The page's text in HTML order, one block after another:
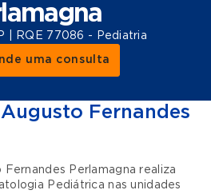
| RQE 77086 - Pediatria
uma consulta
Fernandes
Perlamagna realiza
Pediátrica nas unidades